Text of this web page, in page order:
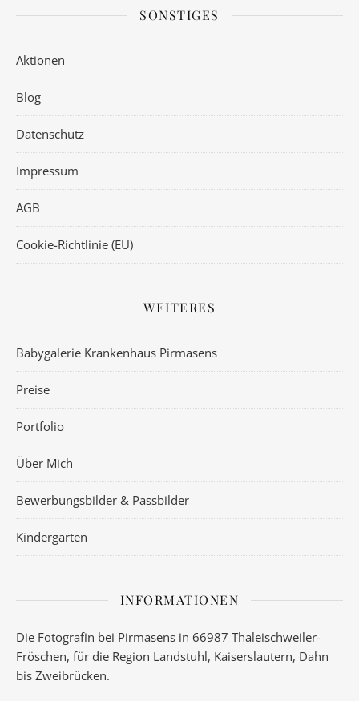
SONSTIGES
Aktionen
Blog
Datenschutz
Impressum
AGB
Cookie-Richtlinie (EU)
WEITERES
Babygalerie Krankenhaus Pirmasens
Preise
Portfolio
Über Mich
Bewerbungsbilder & Passbilder
Kindergarten
INFORMATIONEN
Die Fotografin bei Pirmasens in 66987 Thaleischweiler-
Fröschen, für die Region Landstuhl, Kaiserslautern, Dahn
bis Zweibrücken.